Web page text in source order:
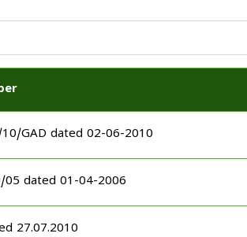
GAD dated 02-06-2010
05 dated 01-04-2006
27.07.2010